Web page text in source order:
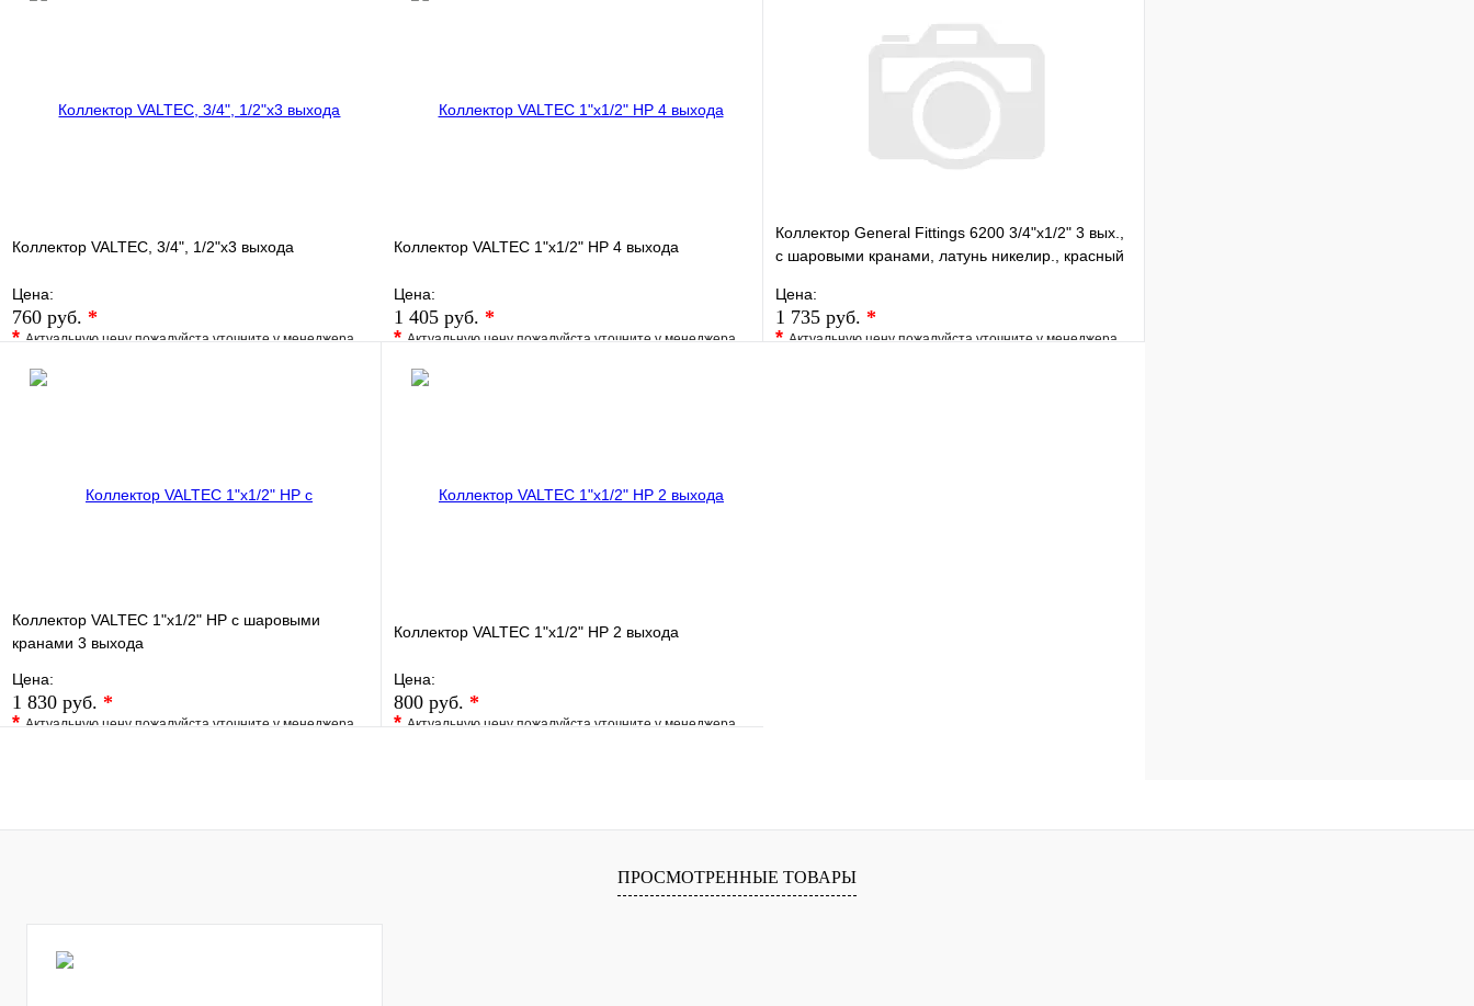
В корзину
Коллектор VALTEC, 3/4", 1/2"х3 выхода
Цена:
760 руб. *
*Актуальную цену пожалуйста уточните у менеджера
В избранное
Коллектор VALTEC 1"х1/2" НР 4 выхода
Цена:
1 405 руб. *
*Актуальную цену пожалуйста уточните у менеджера
В избранное
Коллектор General Fittings 6200 3/4"х1/2" 3 вых.,
c шаровыми кранами, латунь никелир., красный
Цена:
1 735 руб. *
*Актуальную цену пожалуйста уточните у менеджера
Коллектор VALTEC 1"х1/2" НР с шаровыми
кранами 3 выхода
Цена:
1 830 руб. *
*Актуальную цену пожалуйста уточните у менеджера
Коллектор VALTEC 1"х1/2" НР 2 выхода
Цена:
800 руб. *
*Актуальную цену пожалуйста уточните у менеджера
ПРОСМОТРЕННЫЕ ТОВАРЫ